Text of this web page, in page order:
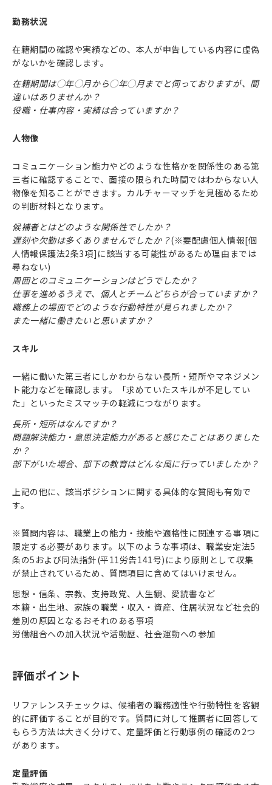
勤務状況
在籍期間の確認や実績などの、本人が申告している内容に虚偽
がないかを確認します。
在籍期間は◯年◯月から◯年◯月までと伺っておりますが、間
違いはありませんか？
役職・仕事内容・実績は合っていますか？
人物像
コミュニケーション能力やどのような性格かを関係性のある第
三者に確認することで、面接の限られた時間ではわからない人
物像を知ることができます。カルチャーマッチを見極めるため
の判断材料となります。
候補者とはどのような関係性でしたか？
遅刻や欠勤は多くありませんでしたか？(※要配慮個人情報[個
人情報保護法2条3項]に該当する可能性があるため理由までは
尋ねない)
周囲とのコミュニケーションはどうでしたか？
仕事を進めるうえで、個人とチームどちらが合っていますか？
職務上の場面でどのような行動特性が見られましたか？
また一緒に働きたいと思いますか？
スキル
一緒に働いた第三者にしかわからない長所・短所やマネジメン
ト能力などを確認します。「求めていたスキルが不足してい
た」といったミスマッチの軽減につながります。
長所・短所はなんですか？
問題解決能力・意思決定能力があると感じたことはありました
か？
部下がいた場合、部下の教育はどんな風に行っていましたか？
上記の他に、該当ポジションに関する具体的な質問も有効で
す。
※質問内容は、職業上の能力・技能や適格性に関連する事項に
限定する必要があります。以下のような事項は、職業安定法5
条の5および同法指針(平11労告141号)により原則として収集
が禁止されているため、質問項目に含めてはいけません。
思想・信条、宗教、支持政党、人生観、愛読書など
本籍・出生地、家族の職業・収入・資産、住居状況など社会的
差別の原因となるおそれのある事項
労働組合への加入状況や活動歴、社会運動への参加
評価ポイント
リファレンスチェックは、候補者の職務適性や行動特性を客観
的に評価することが目的です。質問に対して推薦者に回答して
もらう方法は大きく分けて、定量評価と行動事例の確認の2つ
があります。
定量評価